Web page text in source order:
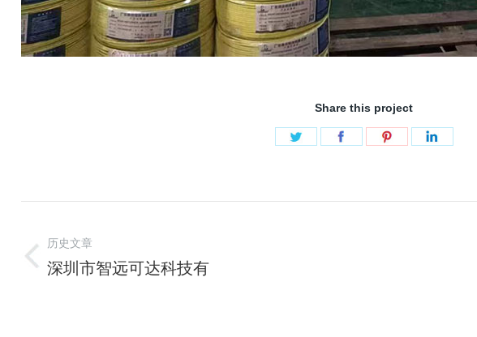
Share this project
历史文章
深圳市智远可达科技有